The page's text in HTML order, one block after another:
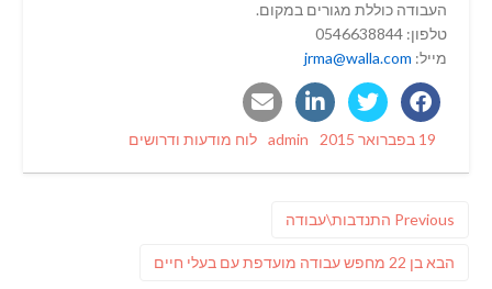
העבודה כוללת מגורים במקום.
טלפון: 0546638844
מייל: jrma@walla.com
Posted
19 בפברואר 2015 Author
admin
Categories
לוח מודעות ודרושים
Previous
Previous
התנדבות\עבודה
הבא פוסט
בן 22 מחפש עבודה מועדפת עם בעלי חיים